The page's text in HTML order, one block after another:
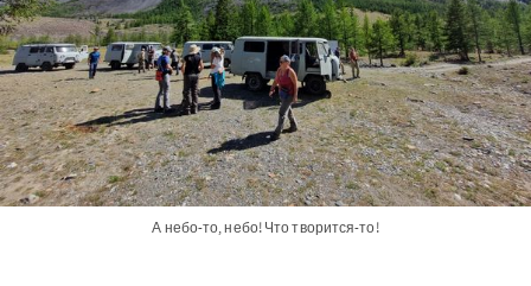
А небо-то, небо! Что творится-то!